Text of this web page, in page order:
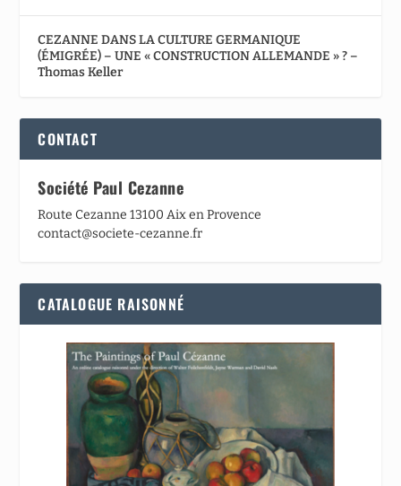
CEZANNE DANS LA CULTURE GERMANIQUE
(ÉMIGRÉE) – UNE « CONSTRUCTION ALLEMANDE » ? –
Thomas Keller
CONTACT
Société Paul Cezanne
Route Cezanne 13100 Aix en Provence
contact@societe-cezanne.fr
CATALOGUE RAISONNÉ